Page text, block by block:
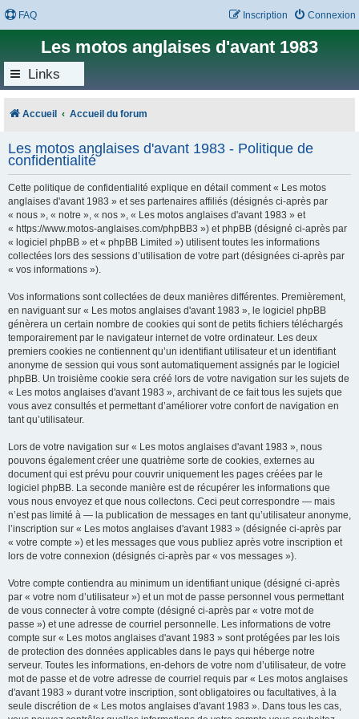
FAQ Connexion
Inscription
Les motos anglaises d'avant 1983
Links
Accueil Accueil du forum
Les motos anglaises d'avant 1983 - Politique de
confidentialité
Cette politique de confidentialité explique en détail comment « Les motos
anglaises d'avant 1983 » et ses partenaires affiliés (désignés ci-après par
« nous », « notre », « nos », « Les motos anglaises d'avant 1983 » et
« https://www.motos-anglaises.com/phpBB3 ») et phpBB (désigné ci-après par
« logiciel phpBB » et « phpBB Limited ») utilisent toutes les informations
collectées lors des sessions d’utilisation de votre part (désignées ci-après par
« vos informations »).
Vos informations sont collectées de deux manières différentes. Premièrement,
en naviguant sur « Les motos anglaises d'avant 1983 », le logiciel phpBB
génèrera un certain nombre de cookies qui sont de petits fichiers téléchargés
temporairement par le navigateur internet de votre ordinateur. Les deux
premiers cookies ne contiennent qu’un identifiant utilisateur et un identifiant
anonyme de session qui vous sont automatiquement assignés par le logiciel
phpBB. Un troisième cookie sera créé lors de votre navigation sur les sujets de
« Les motos anglaises d'avant 1983 », archivant de ce fait tous les sujets que
vous avez consultés et permettant d’améliorer votre confort de navigation en
tant qu’utilisateur.
Lors de votre navigation sur « Les motos anglaises d'avant 1983 », nous
pouvons également créer une quatrième sorte de cookies, externes au
document qui est prévu pour couvrir uniquement les pages créées par le
logiciel phpBB. La seconde manière est de récupérer les informations que
vous nous envoyez et que nous collectons. Ceci peut correspondre — mais
n’est pas limité à — la publication de messages en tant qu’utilisateur anonyme,
l’inscription sur « Les motos anglaises d'avant 1983 » (désignée ci-après par
« votre compte ») et les messages que vous publiez après votre inscription et
lors de votre connexion (désignés ci-après par « vos messages »).
Votre compte contiendra au minimum un identifiant unique (désigné ci-après
par « votre nom d’utilisateur ») et un mot de passe personnel vous permettant
de vous connecter à votre compte (désigné ci-après par « votre mot de
passe ») et une adresse de courriel personnelle. Les informations de votre
compte sur « Les motos anglaises d'avant 1983 » sont protégées par les lois
de protection des données applicables dans le pays qui héberge notre
serveur. Toutes les informations, en-dehors de votre nom d’utilisateur, de votre
mot de passe et de votre adresse de courriel requis par « Les motos anglaises
d'avant 1983 » durant votre inscription, sont obligatoires ou facultatives, à la
seule discrétion de « Les motos anglaises d'avant 1983 ». Dans tous les cas,